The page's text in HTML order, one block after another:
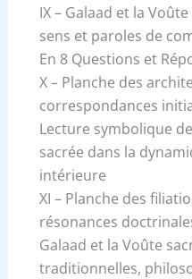
IX – Galaad et la
sens et paroles de
En 8 Questions et
X – Planche des
correspondances
Lecture symbolique
sacrée dans la
intérieure
XI – Planche des
résonances
Galaad et la Voûte
traditionnelles,